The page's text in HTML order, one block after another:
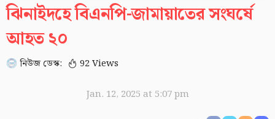
ঝিনাইদহে বিএনপি-জামায়াতের সংঘর্ষে
আহত ২০
নিউজ ডেস্ক: 92 Views
Jan. 12, 2025 at 5:07 pm